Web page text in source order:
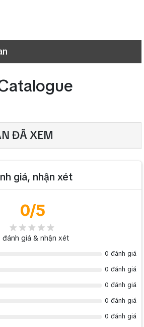
Cùng học trống với
ĐÃ XEM
giá, nhận xét
0/5
đánh giá & nhận xét
0 đánh giá
0 đánh giá
0 đánh giá
0 đánh giá
0 đánh giá